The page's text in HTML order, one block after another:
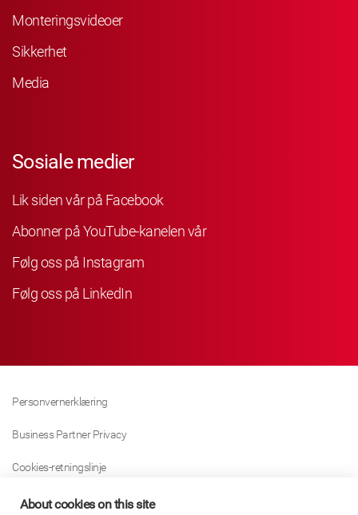
Monteringsvideoer
Sikkerhet
Media
Sosiale medier
Lik siden vår på Facebook
Abonner på YouTube-kanelen vår
Følg oss på Instagram
Følg oss på LinkedIn
Personvernerklæring
Business Partner Privacy
Cookies-retningslinje
Modern Slavery Act Policy
About cookies on this site